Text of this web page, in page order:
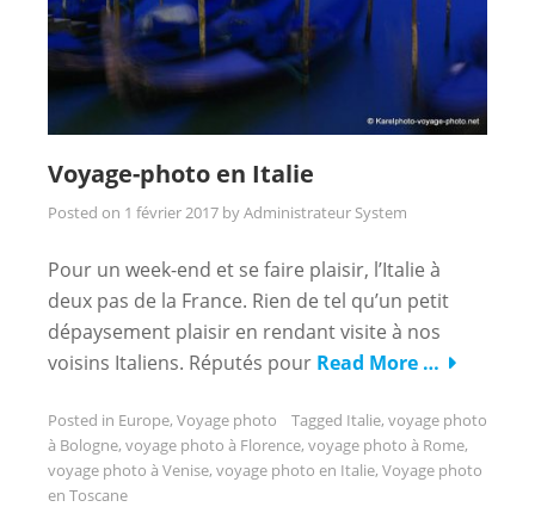
Voyage-photo en Italie
Posted on 1 février 2017 byAdministrateur System
Pour un week-end et se faire plaisir, l’Italie à
deux pas de la France. Rien de tel qu’un petit
dépaysement plaisir en rendant visite à nos
voisins Italiens. Réputés pour Read More …
Posted in Europe, Voyage photo Tagged Italie, voyage photo
à Bologne, voyage photo à Florence, voyage photo à Rome,
voyage photo à Venise, voyage photo en Italie, Voyage photo
en Toscane